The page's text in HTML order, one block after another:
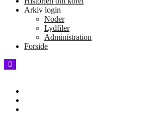
Arkiv login
Noder
Lydfiler
Administration
Forside